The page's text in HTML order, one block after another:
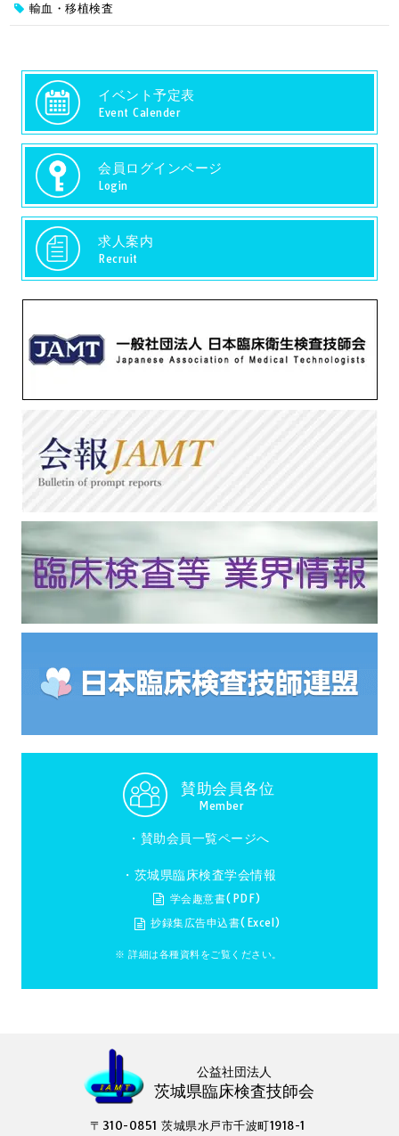
輸血・移植検査
イベント予定表
Event Calender
会員ログインページ
Login
求人案内
Recruit
賛助会員各位
Member
・ 賛助会員一覧ページへ
・茨城県臨床検査学会情報
学会趣意書(PDF)
抄録集広告申込書(Excel)
※ 詳細は各種資料をご覧ください。
公益社団法人
茨城県臨床検査技師会
〒310-0851 茨城県水戸市千波町1918-1